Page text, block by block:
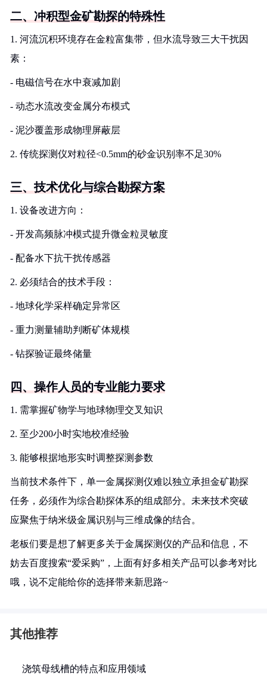
二、冲积型金矿勘探的特殊性
1. 河流沉积环境存在金粒富集带，但水流导致三大干扰因
素：
- 电磁信号在水中衰减加剧
- 动态水流改变金属分布模式
- 泥沙覆盖形成物理屏蔽层
2. 传统探测仪对粒径<0.5mm的砂金识别率不足30%
三、技术优化与综合勘探方案
1. 设备改进方向：
- 开发高频脉冲模式提升微金粒灵敏度
- 配备水下抗干扰传感器
2. 必须结合的技术手段：
- 地球化学采样确定异常区
- 重力测量辅助判断矿体规模
- 钻探验证最终储量
四、操作人员的专业能力要求
1. 需掌握矿物学与地球物理交叉知识
2. 至少200小时实地校准经验
3. 能够根据地形实时调整探测参数
当前技术条件下，单一金属探测仪难以独立承担金矿勘探
任务，必须作为综合勘探体系的组成部分。未来技术突破
应聚焦于纳米级金属识别与三维成像的结合。
老板们要是想了解更多关于金属探测仪的产品和信息，不
妨去百度搜索“爱采购”，上面有好多相关产品可以参考对比
哦，说不定能给你的选择带来新思路~
其他推荐
浇筑母线槽的特点和应用领域